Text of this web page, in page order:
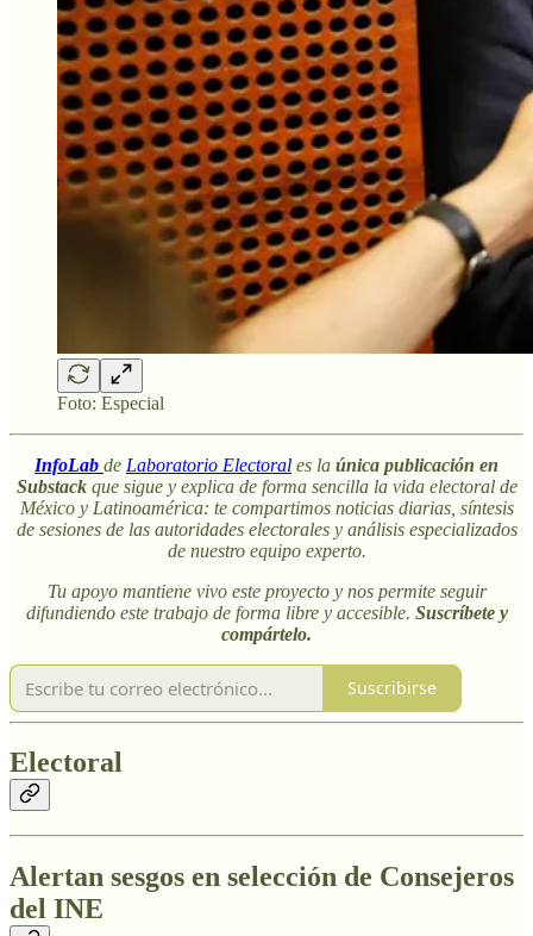
Foto: Especial
InfoLab de Laboratorio Electoral es la única publicación en
Substackque sigue y explica de forma sencilla la vida electoral de
México y Latinoamérica: te compartimos noticias diarias, síntesis
de sesiones de las autoridades electorales y análisis especializados
de nuestro equipo experto.
Tu apoyo mantiene vivo este proyecto y nos permite seguir
difundiendo este trabajo de forma libre y accesible. Suscríbete y
compártelo.
Suscribirse
Electoral
Alertan sesgos en selección de Consejeros
del INE